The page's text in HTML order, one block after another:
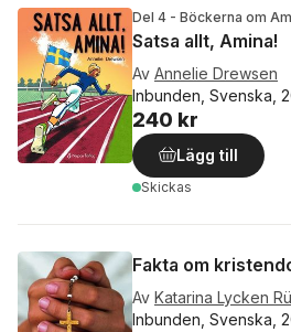
Del 4 - Böckerna om
Satsa allt, Amina!
Av Annelie Drewsen
Inbunden, Svenska,
240 kr
Lägg till
Skickas
Fakta om
Av Katarina Lycken
Inbunden, Svenska,